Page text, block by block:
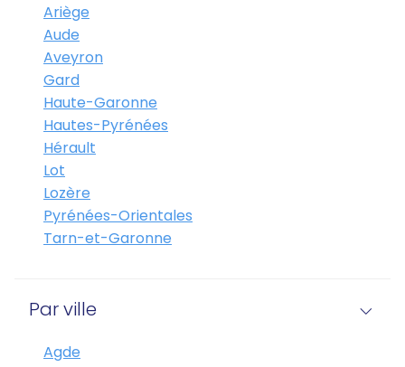
Ariège
Aude
Aveyron
Gard
Haute-Garonne
Hautes-Pyrénées
Hérault
Lot
Lozère
Pyrénées-Orientales
Tarn-et-Garonne
Par ville
Agde